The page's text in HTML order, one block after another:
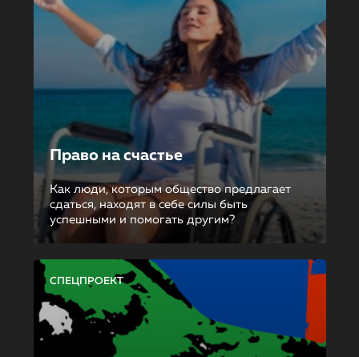
Право на счастье
Как люди, которым общество предлагает
сдаться, находят в себе силы быть
успешными и помогать другим?
СПЕЦПРОЕКТ